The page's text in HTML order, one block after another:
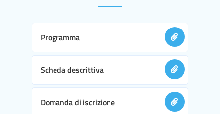
Programma
Scheda descrittiva
Domanda di iscrizione